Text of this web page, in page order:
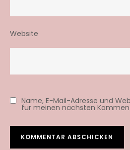
Website
Name, E-Mail-Adresse und
für meinen nächsten